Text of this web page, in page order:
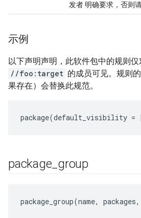
发者 明确要求，否则
示例
以下声明声明，此软件包中的规则仅
//foo:target 的成员可见。规则
果存在）会替换此规范。
package group
package_group(name,